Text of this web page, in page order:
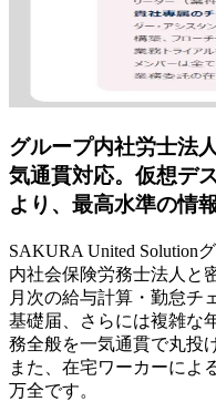
グループ内社労士法
気通貫対応。仮想デ
より、最高水準の情
SAKURA United Solution
内社会保険労務士法人と
月次の給与計算・勤怠チ
基礎届、さらには複雑な
務全般を一気通貫で丸投
また、在宅ワーカーによ
万全です。